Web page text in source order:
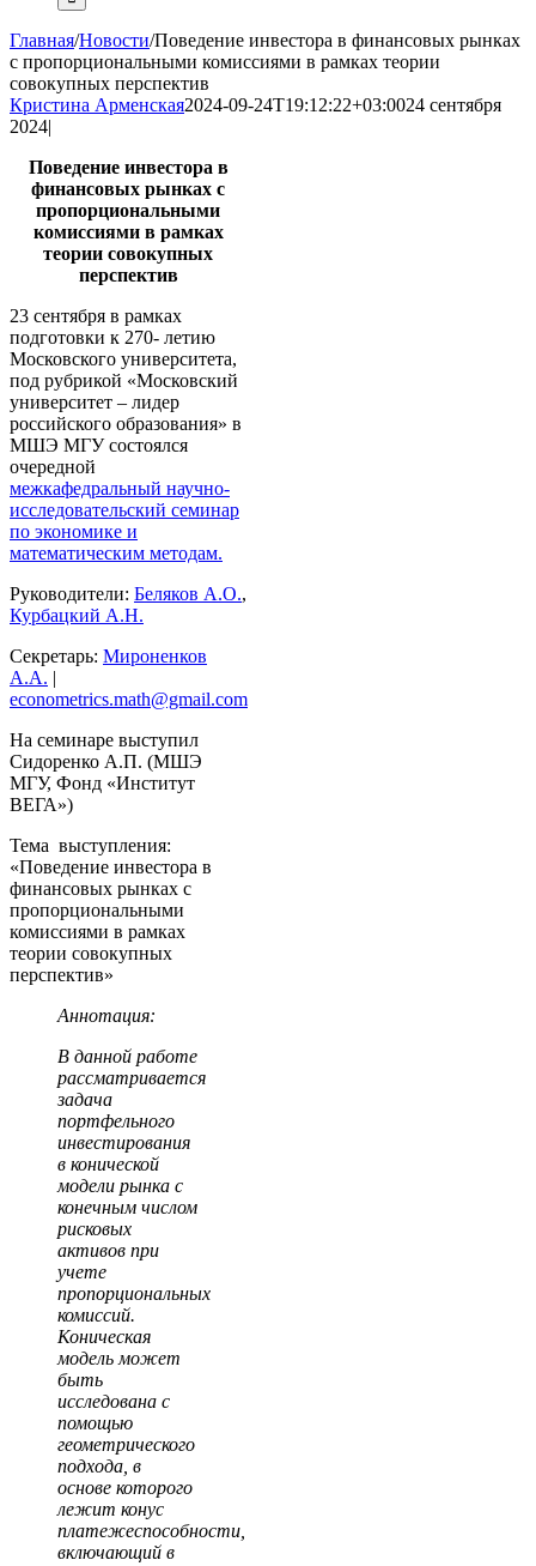
Главная/Новости/Поведение инвестора в финансовых рынках
с пропорциональными комиссиями в рамках теории
совокупных перспектив
Кристина Арменская2024-09-24T19:12:22+03:0024 сентября
2024|
Поведение инвестора в
финансовых рынках с
пропорциональными
комиссиями в рамках
теории совокупных
перспектив
23 сентября в рамках
подготовки к 270- летию
Московского университета,
под рубрикой «Московский
университет – лидер
российского образования» в
МШЭ МГУ состоялся
очередной
межкафедральный научно-
исследовательский семинар
по экономике и
математическим методам.
Руководители: Беляков А.О.,
Курбацкий А.Н.
Секретарь: Мироненков
А.А. |
econometrics.math@gmail.com
На семинаре выступил
Сидоренко А.П. (МШЭ
МГУ, Фонд «Институт
ВЕГА»)
Тема выступления:
«Поведение инвестора в
финансовых рынках с
пропорциональными
комиссиями в рамках
теории совокупных
перспектив»
Аннотация:
В данной работе
рассматривается
задача
портфельного
инвестирования
в конической
модели рынка с
конечным числом
рисковых
активов при
учете
пропорциональных
комиссий.
Коническая
модель может
быть
исследована с
помощью
геометрического
подхода, в
основе которого
лежит конус
платежеспособности,
включающий в